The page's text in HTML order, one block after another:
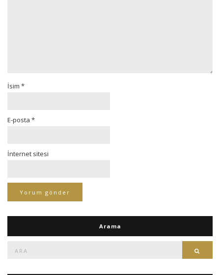
İsim *
E-posta *
İnternet sitesi
Arama